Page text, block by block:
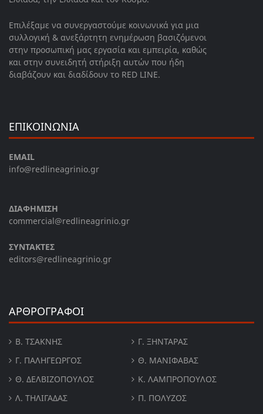
Επιλέξαμε να συνεργαστούμε κοινωνικά για μια
συλλογική & ανεξάρτητη ενημέρωση βασιζόμενοι
στην προσωπική μας εργασία και εμπειρία, καθώς
και στην συνειδητή στήριξη αυτών που ήδη
διαβάζουν και διαδίδουν το RED LINE.
ΕΠΙΚΟΙΝΩΝΙΑ
EMAIL
info@redlineagrinio.gr
ΔΙΑΦΗΜΙΣΗ
commercial@redlineagrinio.gr
ΣΥΝΤΑΚΤΕΣ
editors@redlineagrinio.gr
ΑΡΘΡΟΓΡΑΦΟΙ
Β. ΤΣΆΚΝΗΣ
Γ. ΞΗΝΤΆΡΑΣ
Γ. ΠΑΛΗΓΕΏΡΓΟΣ
Θ. ΜΑΝΙΦΑΒΑΣ
Θ. ΔΕΛΒΙΖΌΠΟΥΛΟΣ
Κ. ΛΑΜΠΡΟΠΟΥΛΟΣ
Λ. ΤΗΛΙΓΑΔΑΣ
Π. ΠΟΛΎΖΟΣ